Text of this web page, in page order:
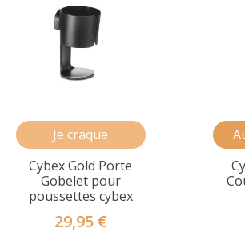
Je craque
Cybex Gold Porte
Gobelet pour
poussettes cybex
29,95 €